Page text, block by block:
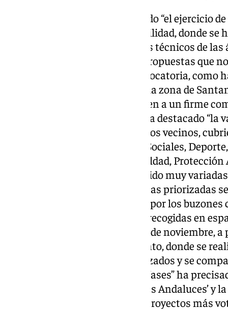
Por su parte, Robles ha ensalzado “el ejercicio
realizado con las mesas de viabilidad, donde
incluido nuestro alcalde, con los técnicos de las
precisado que “muchas de las propuestas que
pudieron incluirse en esta convocatoria, como
de albero o un polideportivo en la zona de
en marcha, dado a que responden a un firme
los vecinos de la zona”. La edil ha destacado
han sido priorizadas por nuestros vecinos,
Educación, Juventud, Asuntos Sociales,
Jardines, Medio Ambiente, Igualdad,
concretado que «también han sido muy
propuestas, ya que las propuestas priorizadas
foros sectoriales y territoriales, por los
de la localidad y otras han sido recogidas en
“La próxima cita será el lunes 4 de noviembre,
salón de plenos del Ayuntamiento, donde se
notificarán los proyectos priorizados y se
participación de las diferentes fases” ha
tablets y portátiles al IES ‘Poetas Andaluces’ y
los centros educativos son los proyectos más